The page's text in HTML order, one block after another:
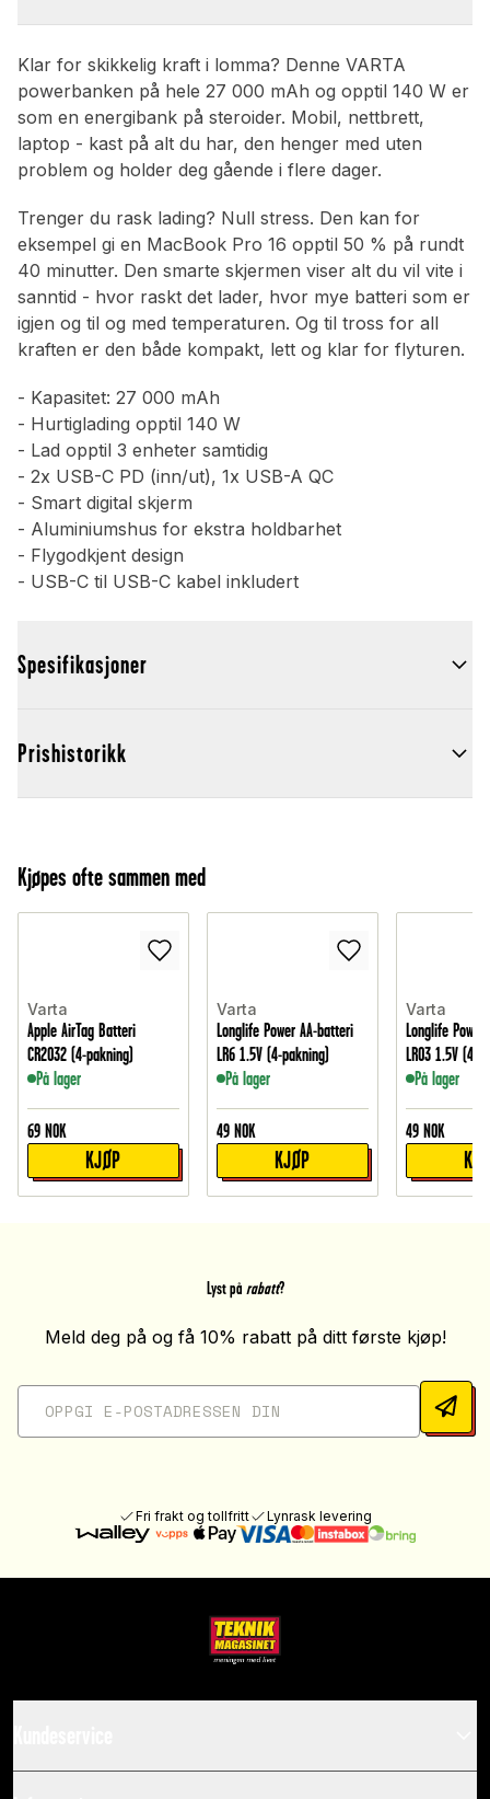
Klar for skikkelig kraft i lomma? Denne VARTA
powerbanken på hele 27 000 mAh og opptil 140 W er
som en energibank på steroider. Mobil, nettbrett,
laptop - kast på alt du har, den henger med uten
problem og holder deg gående i flere dager.
Trenger du rask lading? Null stress. Den kan for
eksempel gi en MacBook Pro 16 opptil 50 % på rundt
40 minutter. Den smarte skjermen viser alt du vil vite i
sanntid - hvor raskt det lader, hvor mye batteri som er
igjen og til og med temperaturen. Og til tross for all
kraften er den både kompakt, lett og klar for flyturen.
- Kapasitet: 27 000 mAh
- Hurtiglading opptil 140 W
- Lad opptil 3 enheter samtidig
- 2x USB-C PD (inn/ut), 1x USB-A QC
- Smart digital skjerm
- Aluminiumshus for ekstra holdbarhet
- Flygodkjent design
- USB-C til USB-C kabel inkludert
Spesifikasjoner
Prishistorikk
Kjøpes ofte sammen med
Varta
Apple AirTag Batteri
CR2032 (4-pakning)
På lager
69 NOK
KJØP
Varta
Longlife Power AA-batteri
LR6 1.5V (4-pakning)
På lager
49 NOK
KJØP
Varta
Longlife Power
LR03 1.5V (4-
På lager
49 NOK
Lyst på rabatt?
Meld deg på og få 10% rabatt på ditt første kjøp!
Fri frakt og tollfritt Lynrask levering